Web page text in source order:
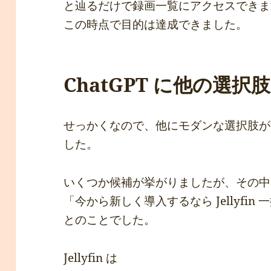
と辿るだけで録画一覧にアクセスでき
この時点で目的は達成できました。
ChatGPT に他の選択
せっかくなので、他にモダンな選択肢
した。
いくつか候補が挙がりましたが、その
「今から新しく導入するなら Jellyfin
とのことでした。
Jellyfin は